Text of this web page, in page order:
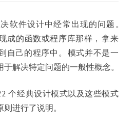
软件设计中经常出现的问题 。
成的函数或程序库那样 ， 拿来
自己的程序中 。
模式并不是一
于解决特定问题的一般性概念。
个经典设计模式以及这些模式
则进行了说明。